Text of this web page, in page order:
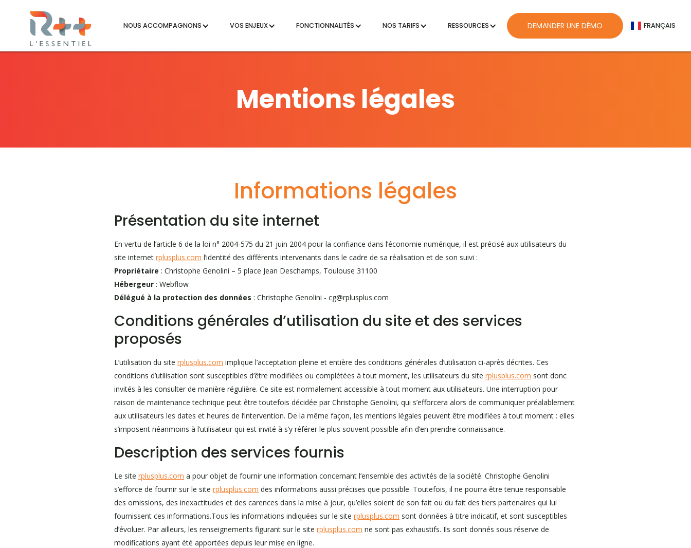
NOUS ACCOMPAGNONS VOS ENJEUX FONCTIONNALITÉS NOS TARIFS RESSOURCES DEMANDER UNE DÉMO
FRANÇAIS
Mentions légales
Informations légales
Présentation du site internet
En vertu de l’article 6 de la loi n° 2004-575 du 21 juin 2004 pour la confiance dans l’économie numérique, il est précisé aux utilisateurs du
site internet rplusplus.com l’identité des différents intervenants dans le cadre de sa réalisation et de son suivi :
Propriétaire : Christophe Genolini – 5 place Jean Deschamps, Toulouse 31100
Hébergeur : Webflow
Délégué à la protection des données : Christophe Genolini - cg@rplusplus.com
Conditions générales d’utilisation du site et des services
proposés
L’utilisation du site rplusplus.com implique l’acceptation pleine et entière des conditions générales d’utilisation ci-après décrites. Ces
conditions d’utilisation sont susceptibles d’être modifiées ou complétées à tout moment, les utilisateurs du site rplusplus.com sont donc
invités à les consulter de manière régulière. Ce site est normalement accessible à tout moment aux utilisateurs. Une interruption pour
raison de maintenance technique peut être toutefois décidée par Christophe Genolini, qui s’efforcera alors de communiquer préalablement
aux utilisateurs les dates et heures de l’intervention. De la même façon, les mentions légales peuvent être modifiées à tout moment : elles
s’imposent néanmoins à l’utilisateur qui est invité à s’y référer le plus souvent possible afin d’en prendre connaissance.
Description des services fournis
Le site rplusplus.com a pour objet de fournir une information concernant l’ensemble des activités de la société. Christophe Genolini
s’efforce de fournir sur le site rplusplus.com des informations aussi précises que possible. Toutefois, il ne pourra être tenue responsable
des omissions, des inexactitudes et des carences dans la mise à jour, qu’elles soient de son fait ou du fait des tiers partenaires qui lui
fournissent ces informations.Tous les informations indiquées sur le site rplusplus.com sont données à titre indicatif, et sont susceptibles
d’évoluer. Par ailleurs, les renseignements figurant sur le site rplusplus.com ne sont pas exhaustifs. Ils sont donnés sous réserve de
modifications ayant été apportées depuis leur mise en ligne.